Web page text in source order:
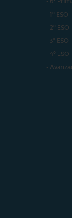
- 1º ESO
- 2º ESO
- 3º ESO
- 4º ESO
-